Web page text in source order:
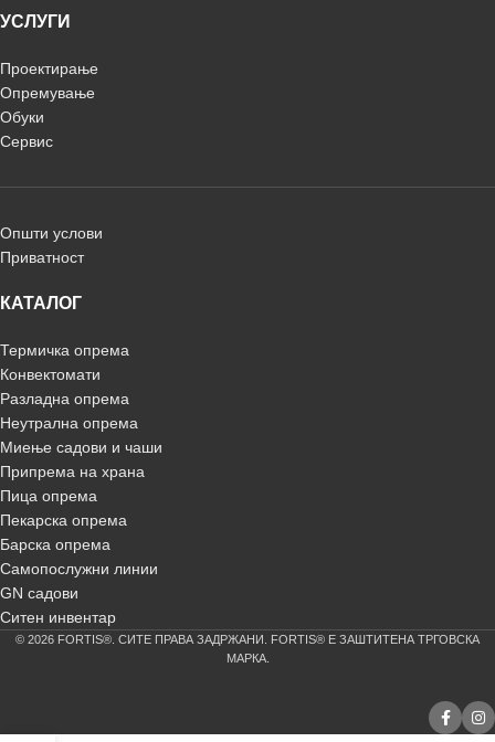
УСЛУГИ
Проектирање
Опремување
Обуки
Сервис
Општи услови
Приватност
КАТАЛОГ
Термичка опрема
Конвектомати
Разладна опрема
Неутрална опрема
Миење садови и чаши
Припрема на храна
Пица опрема
Пекарска опрема
Барска опрема
Самопослужни линии
GN садови
Ситен инвентар
© 2026 FORTIS®. СИТЕ ПРАВА ЗАДРЖАНИ. FORTIS® Е ЗАШТИТЕНА ТРГОВСКА
МАРКА.